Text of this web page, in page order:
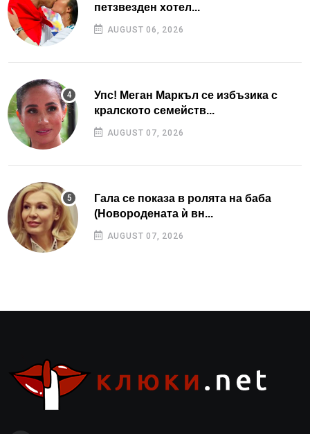
петзвезден хотел...
AUGUST 06, 2026
Упс! Меган Маркъл се избъзика с
кралското семейств...
AUGUST 07, 2026
Гала се показа в ролята на баба
(Новородената ѝ вн...
AUGUST 07, 2026